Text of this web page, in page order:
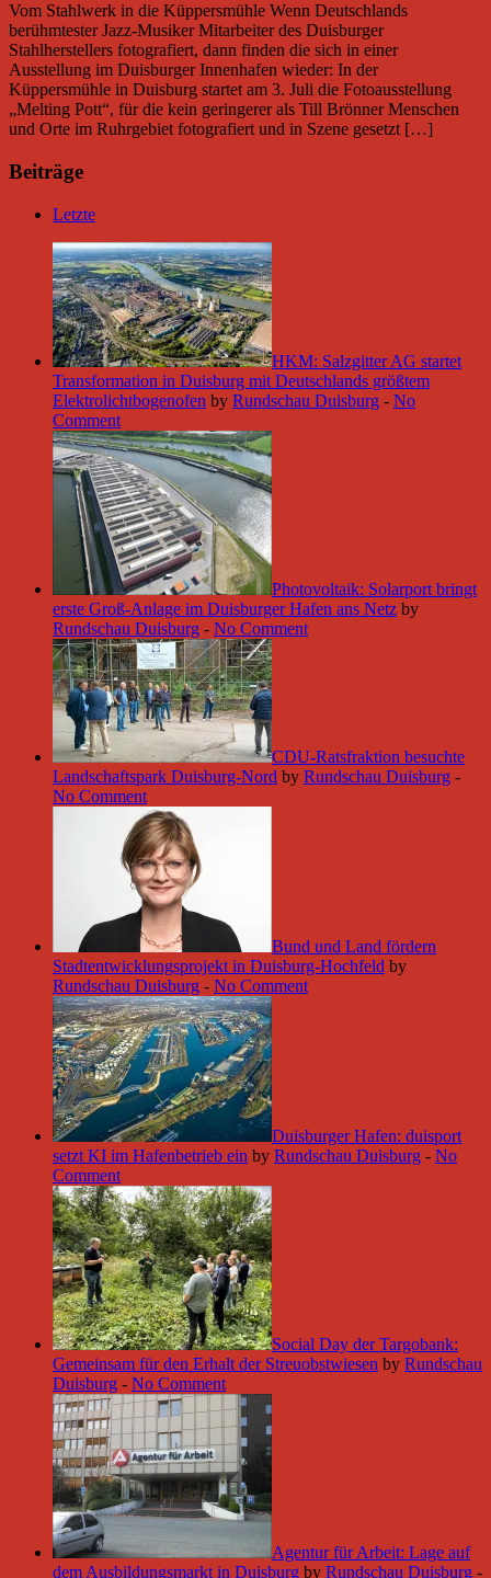
Vom Stahlwerk in die Küppersmühle Wenn Deutschlands
berühmtester Jazz-Musiker Mitarbeiter des Duisburger
Stahlherstellers fotografiert, dann finden die sich in einer
Ausstellung im Duisburger Innenhafen wieder: In der
Küppersmühle in Duisburg startet am 3. Juli die Fotoausstellung
„Melting Pott“, für die kein geringerer als Till Brönner Menschen
und Orte im Ruhrgebiet fotografiert und in Szene gesetzt […]
Beiträge
Letzte
HKM: Salzgitter AG startet
Transformation in Duisburg mit Deutschlands größtem
Elektrolichtbogenofen by Rundschau Duisburg - No
Comment
Photovoltaik: Solarport bringt
erste Groß-Anlage im Duisburger Hafen ans Netz by
Rundschau Duisburg - No Comment
CDU-Ratsfraktion besuchte
Landschaftspark Duisburg-Nord by Rundschau Duisburg -
No Comment
Bund und Land fördern
Stadtentwicklungsprojekt in Duisburg-Hochfeld by
Rundschau Duisburg - No Comment
Duisburger Hafen: duisport
setzt KI im Hafenbetrieb ein by Rundschau Duisburg - No
Comment
Social Day der Targobank:
Gemeinsam für den Erhalt der Streuobstwiesen by Rundschau
Duisburg - No Comment
Agentur für Arbeit: Lage auf
dem Ausbildungsmarkt in Duisburg by Rundschau Duisburg -